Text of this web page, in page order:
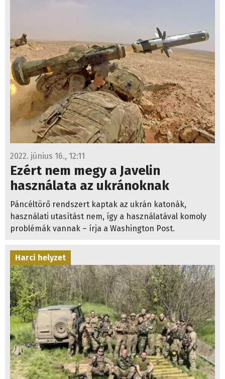
2022. június 16., 12:11
Ezért nem megy a Javelin
használata az ukránoknak
Páncéltörő rendszert kaptak az ukrán katonák,
használati utasítást nem, így a használatával komoly
problémák vannak – írja a Washington Post.
Harci helyzet